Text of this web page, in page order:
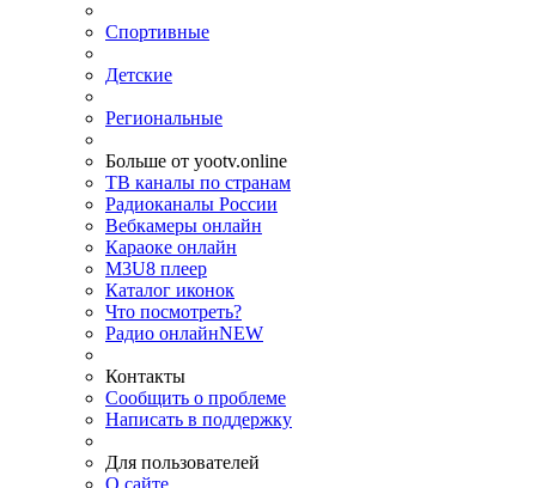
Спортивные
Детские
Региональные
Больше от yootv.online
ТВ каналы по странам
Радиоканалы России
Вебкамеры онлайн
Караоке онлайн
M3U8 плеер
Каталог иконок
Что посмотреть?
Радио онлайнNEW
Контакты
Сообщить о проблеме
Написать в поддержку
Для пользователей
О сайте